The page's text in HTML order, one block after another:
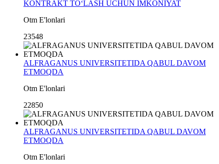
KONTRAKT TO‘LASH UCHUN IMKONIYAT
Otm E'lonlari
23548
ALFRAGANUS UNIVERSITETIDA QABUL DAVOM
ETMOQDA
Otm E'lonlari
22850
ALFRAGANUS UNIVERSITETIDA QABUL DAVOM
ETMOQDA
Otm E'lonlari